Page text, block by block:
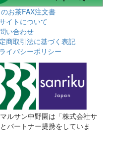
イトについて
い合わせ
商取引法に基づく表記
イバシーポリシー
ルサン中野園は「株式会社サ
パートナー提携をしていま